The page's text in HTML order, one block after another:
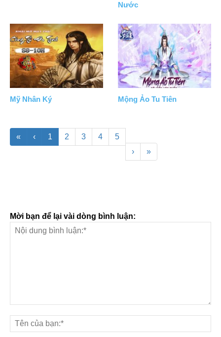
Nước
Mỹ Nhân Ký Mộng Ảo Tu Tiên
« ‹ 1 2 3 4
5
›
»
Mời bạn để lại vài dòng bình luận: